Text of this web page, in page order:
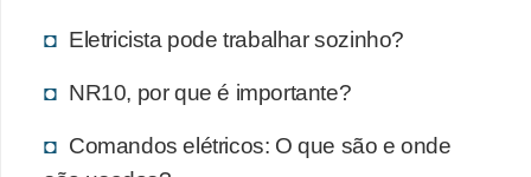
Eletricista pode trabalhar sozinho?
NR10, por que é importante?
Comandos elétricos: O que são e onde